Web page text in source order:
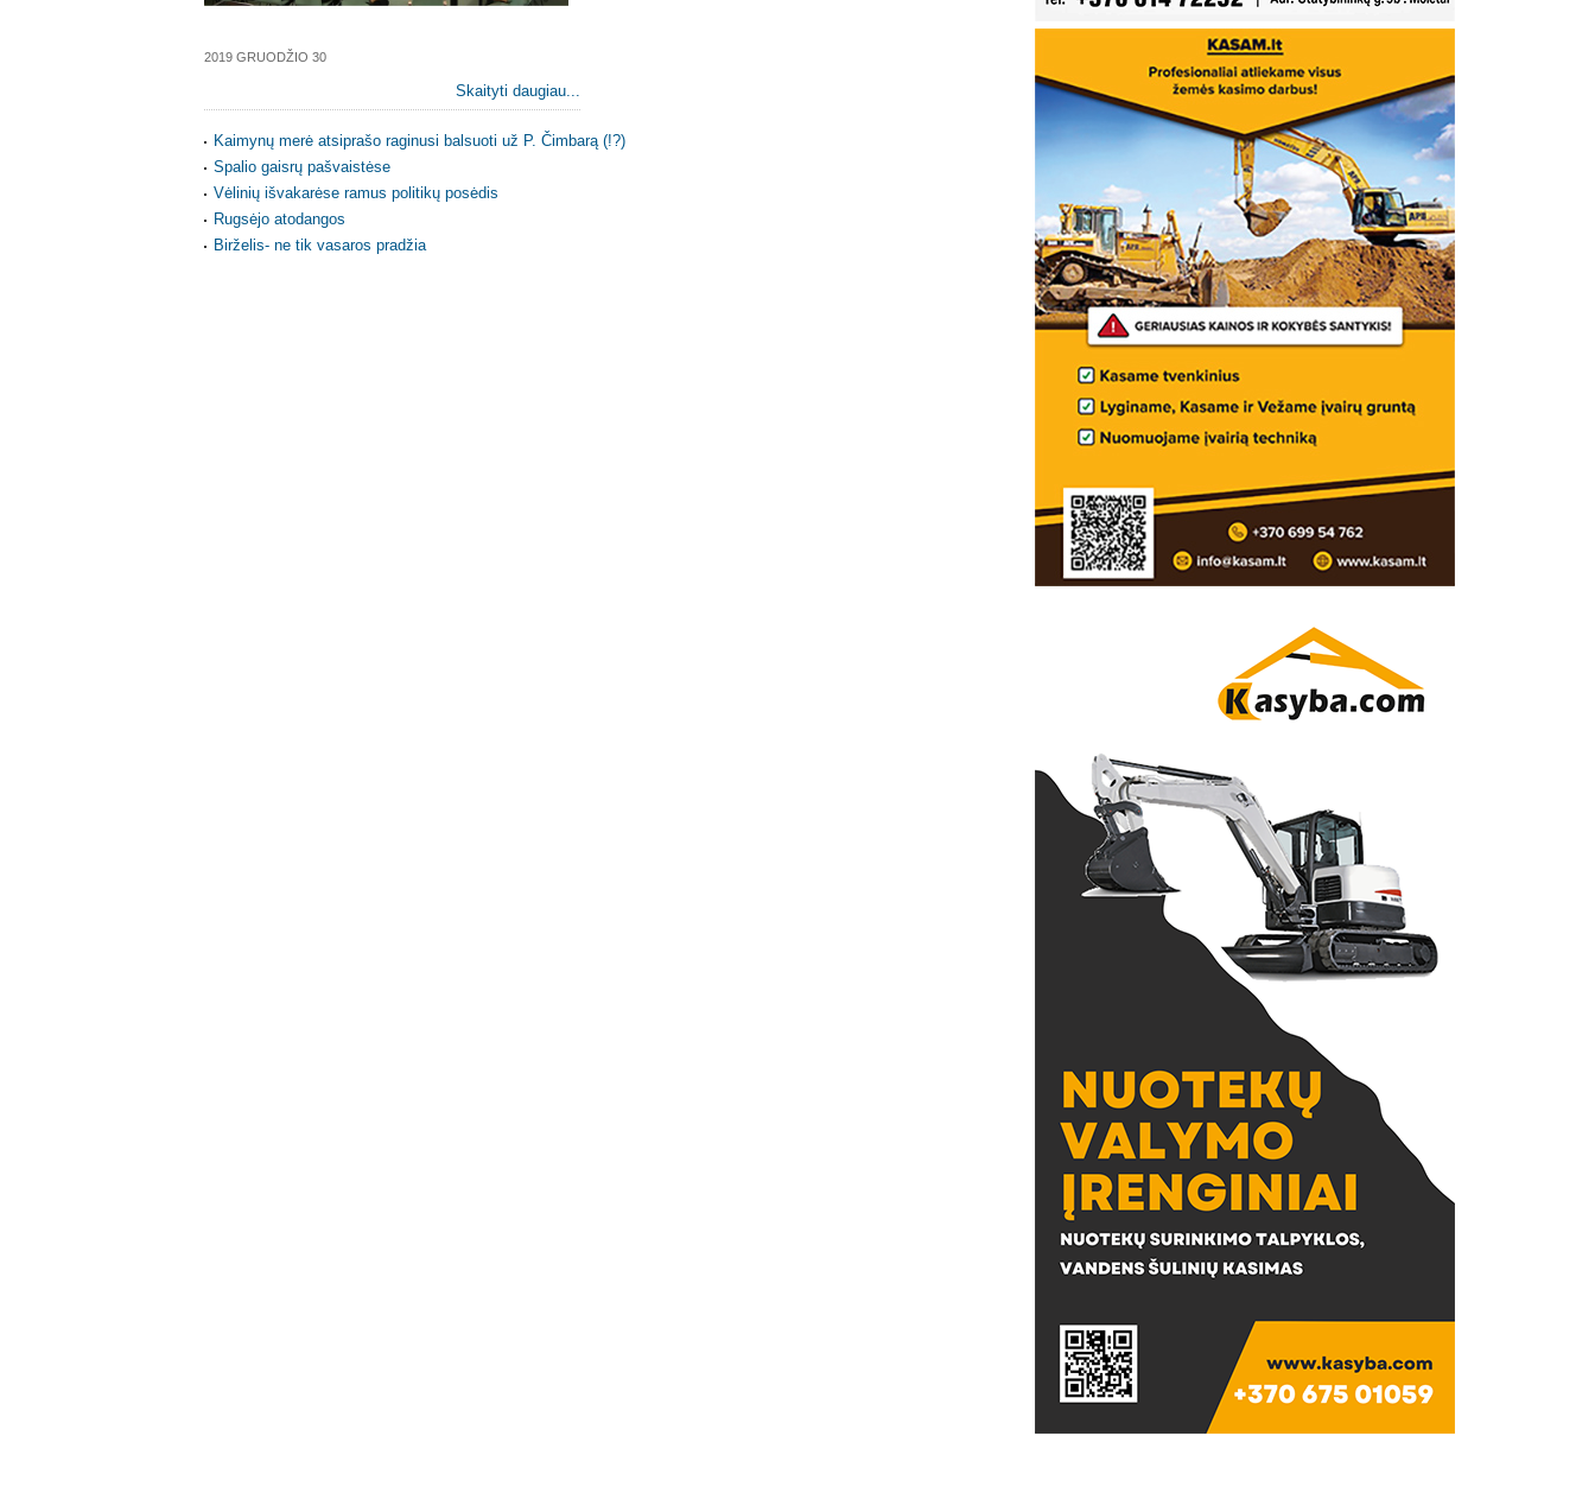
2019 GRUODŽIO 30
Skaityti daugiau...
Kaimynų merė atsiprašo raginusi balsuoti už P. Čimbarą (!?)
Spalio gaisrų pašvaistėse
Vėlinių išvakarėse ramus politikų posėdis
Rugsėjo atodangos
Birželis- ne tik vasaros pradžia